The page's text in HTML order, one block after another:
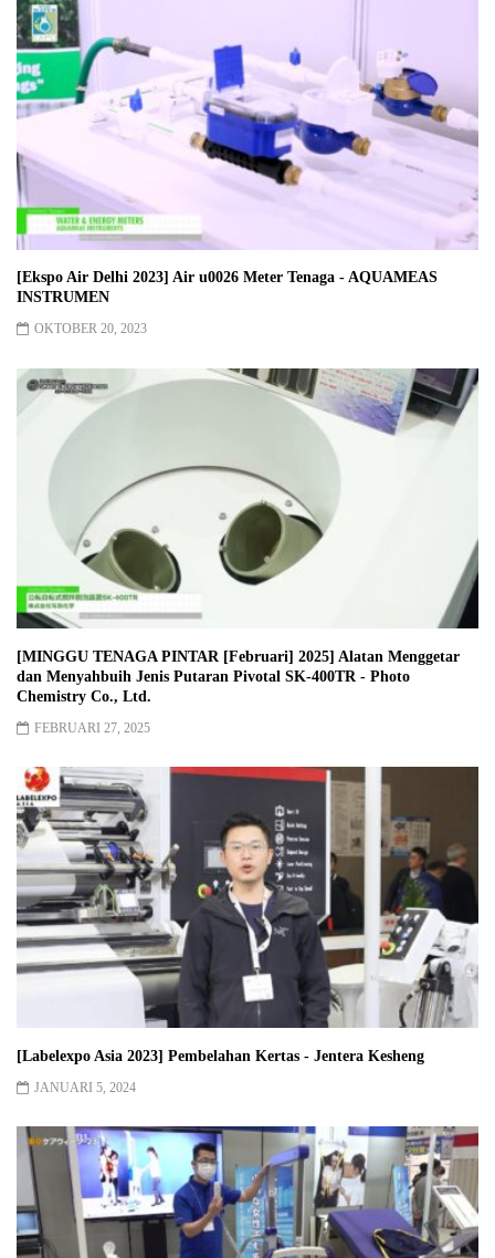
[Ekspo Air Delhi 2023] Air u0026 Meter Tenaga - AQUAMEAS
INSTRUMEN
OKTOBER 20, 2023
[MINGGU TENAGA PINTAR [Februari] 2025] Alatan Menggetar
dan Menyahbuih Jenis Putaran Pivotal SK-400TR - Photo
Chemistry Co., Ltd.
FEBRUARI 27, 2025
[Labelexpo Asia 2023] Pembelahan Kertas - Jentera Kesheng
JANUARI 5, 2024